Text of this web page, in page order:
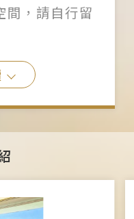
間，請自行留